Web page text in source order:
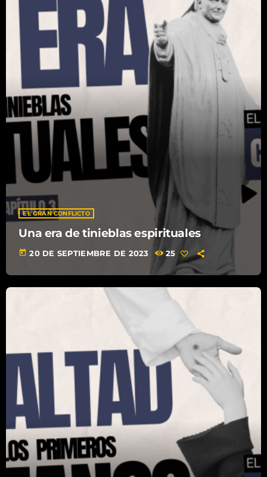
Novedades
Proyectos
UPCOMING SHOWS
Hablar con Dios
4:30 AM - 5:30 AM
Revista Mujer
6:30 AM - 7:00 AM
La voz de la esperanza
7:00 AM - 7:30 AM
EL GRAN CONFLICTO
Una era de tinieblas espirituales
today 20 DE SEPTIEMBRE DE 2023 25